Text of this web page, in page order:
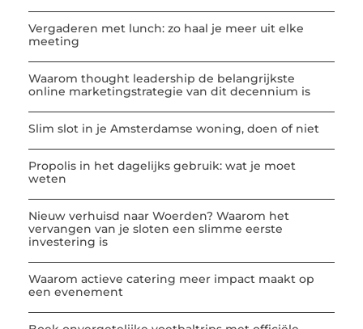
Vergaderen met lunch: zo haal je meer uit elke
meeting
Waarom thought leadership de belangrijkste
online marketingstrategie van dit decennium is
Slim slot in je Amsterdamse woning, doen of niet
Propolis in het dagelijks gebruik: wat je moet
weten
Nieuw verhuisd naar Woerden? Waarom het
vervangen van je sloten een slimme eerste
investering is
Waarom actieve catering meer impact maakt op
een evenement